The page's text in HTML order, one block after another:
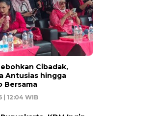
Cibadak,
Antusias hingga
Bersama
| 12:04 WIB